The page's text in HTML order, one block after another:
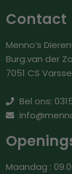
Contact
Menno’s
Burg.van der
7051 CS
Bel ons:
Maandag :